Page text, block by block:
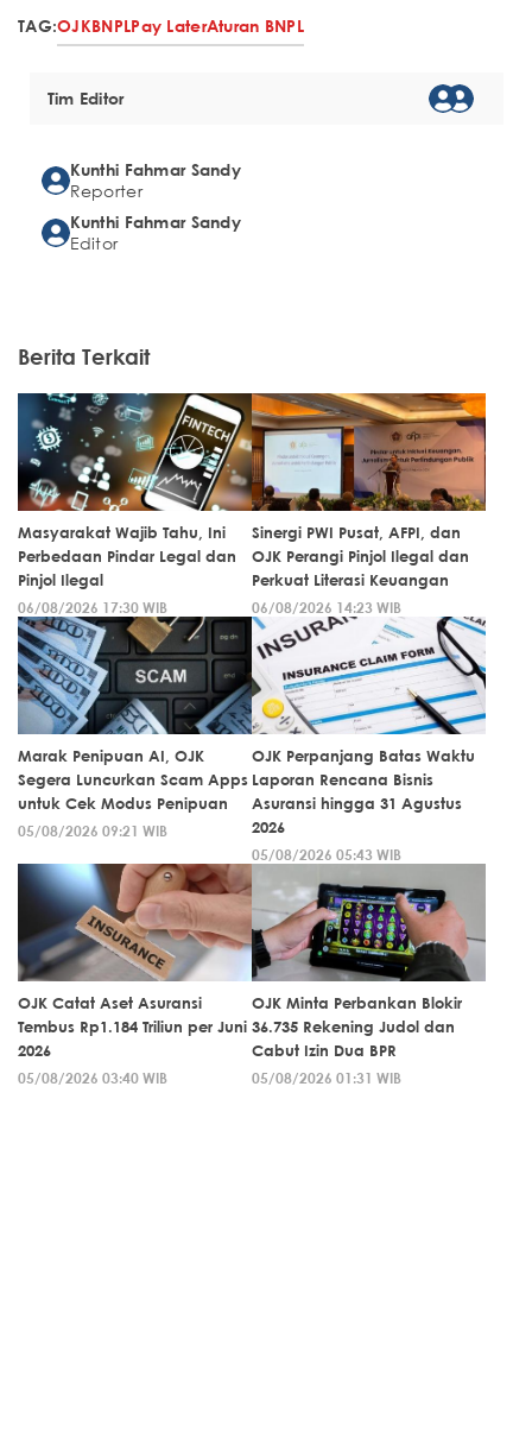
TAG:OJKBNPLPay LaterAturan BNPL
Tim Editor
Kunthi Fahmar Sandy
Reporter
Kunthi Fahmar Sandy
Editor
Berita Terkait
Masyarakat Wajib Tahu, Ini
Perbedaan Pindar Legal dan
Pinjol Ilegal
06/08/2026 17:30 WIB
Sinergi PWI Pusat, AFPI, dan
OJK Perangi Pinjol Ilegal dan
Perkuat Literasi Keuangan
06/08/2026 14:23 WIB
Marak Penipuan AI, OJK
Segera Luncurkan Scam Apps
untuk Cek Modus Penipuan
05/08/2026 09:21 WIB
OJK Perpanjang Batas Waktu
Laporan Rencana Bisnis
Asuransi hingga 31 Agustus
2026
05/08/2026 05:43 WIB
OJK Catat Aset Asuransi
Tembus Rp1.184 Triliun per Juni
2026
05/08/2026 03:40 WIB
OJK Minta Perbankan Blokir
36.735 Rekening Judol dan
Cabut Izin Dua BPR
05/08/2026 01:31 WIB